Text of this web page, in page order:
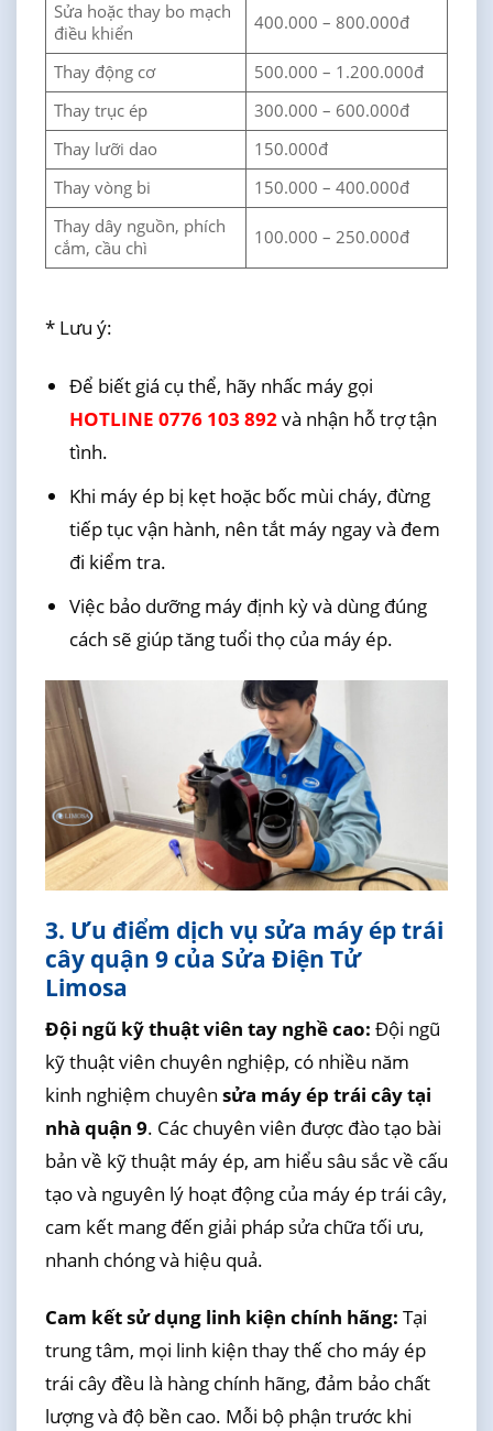
Sửa hoặc thay bo mạch
điều khiển
400.000 – 800.000đ
Thay động cơ
500.000 – 1.200.000đ
Thay trục ép
300.000 – 600.000đ
Thay lưỡi dao
150.000đ
Thay vòng bi
150.000 – 400.000đ
Thay dây nguồn, phích
cắm, cầu chì
100.000 – 250.000đ
* Lưu ý:
Để biết giá cụ thể, hãy nhấc máy gọi
HOTLINE 0776 103 892và nhận hỗ trợ tận
tình.
Khi máy ép bị kẹt hoặc bốc mùi cháy, đừng
tiếp tục vận hành, nên tắt máy ngay và đem
đi kiểm tra.
Việc bảo dưỡng máy định kỳ và dùng đúng
cách sẽ giúp tăng tuổi thọ của máy ép.
3. Ưu điểm dịch vụ sửa máy ép trái
cây quận 9 của Sửa Điện Tử
Limosa
Đội ngũ kỹ thuật viên tay nghề cao: Đội ngũ
kỹ thuật viên chuyên nghiệp, có nhiều năm
kinh nghiệm chuyên sửa máy ép trái cây tại
nhà quận 9. Các chuyên viên được đào tạo bài
bản về kỹ thuật máy ép, am hiểu sâu sắc về cấu
tạo và nguyên lý hoạt động của máy ép trái cây,
cam kết mang đến giải pháp sửa chữa tối ưu,
nhanh chóng và hiệu quả.
Cam kết sử dụng linh kiện chính hãng: Tại
trung tâm, mọi linh kiện thay thế cho máy ép
trái cây đều là hàng chính hãng, đảm bảo chất
lượng và độ bền cao. Mỗi bộ phận trước khi